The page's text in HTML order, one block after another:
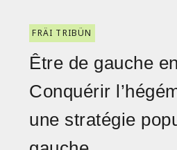
FRÄI TRIBÜN
Être de gauche
Conquérir
une stratégie